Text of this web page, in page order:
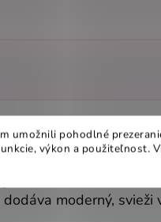
umožnili pohodlné
výkon a použiteľnost.
Biela
pohodlie a
moderný, svieži